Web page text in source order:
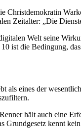
Zeitalter: „Die
Welt seine
ist die Bedingung,
als eines der
hält auch eine
Grundgesetz kennt